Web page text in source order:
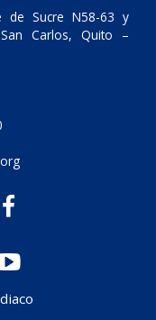
de Sucre N58-63 y
Carlos, Quito –